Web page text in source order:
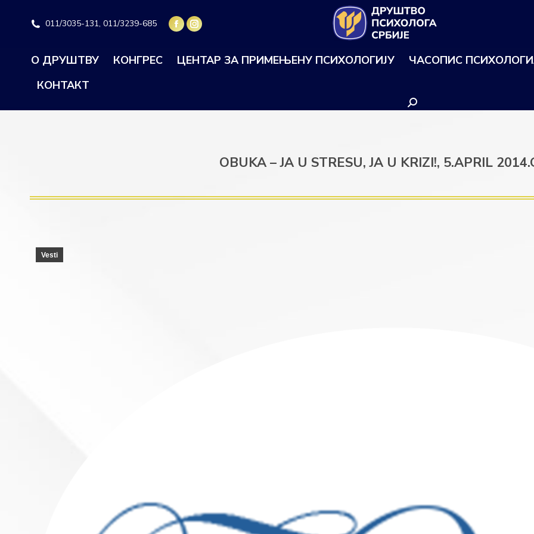
011/3035-131, 011/3239-685
О ДРУШТВУ КОНГРЕС ЦЕНТАР ЗА ПРИМЕЊЕНУ ПСИХОЛОГИЈУ
ЧАСОПИС
КОНТАКТ
Search:
OBUKA – JA U STRESU, JA U KRIZI!, 5.APRIL
Vesti